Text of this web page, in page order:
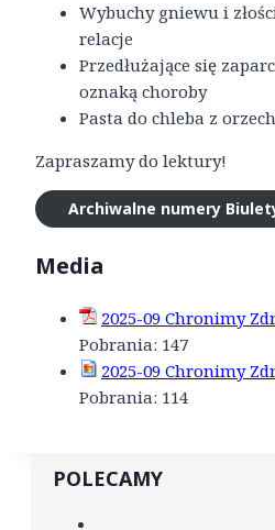
Wybuchy gniewu i
relacje
Przedłużające się
oznaką choroby
Pasta do chleba z
Zapraszamy do lektury!
Archiwalne numery
Media
2025-09 Chronimy
Pobrania: 147
2025-09 Chronimy
Pobrania: 114
POLECAMY